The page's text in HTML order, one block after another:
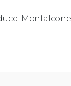
Monfalcone